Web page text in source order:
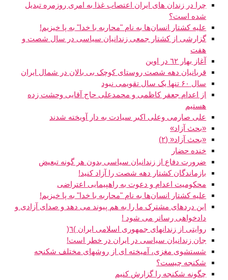
چرا در زندان های ایران اعتصاب غذا به امری روزمره تبدیل
شده است؟
عليه کشتار انسان‌ها به نام "محاربه با خدا" به پا خيزيم!
گزارشی از کشتار جمعی زندانیان سیاسی در سال شصت و
هفت
آغاز بهار ٦٢ در اوین
قربانیان دهه شصت روستای کوچک بی بالان در شمال ایران
سال ۶۰ تنها یک سال تقویمی نبود
از اعدام جعفر کاظمی و محمدعلی حاج آقایی وحشت زده
هستیم
علی صارمی وعلی اکبر سیادت به دار آویخته شدند
«بحث آزاد»
«بحث آزاد« (٢)
خنده حضار
ضرورت دفاع از زندانیان سیاسی بدون هر گونه تبعیض
بازماندگان کشتار دهه شصت را آزاد کنيد!
محکوميت اعدام و دعوت به راهپيمايی اعتراضی
عليه کشتار انسان‌ها به نام "محاربه با خدا" به پا خيزيم!
اين دردهای مشترک ما را به هم پيوند می دهد و صدای آزادی و
دادخواهی رساتر می شود !
روايتی از زندانهای جمهوری اسلامی ايران )٦(
جان زندانیان سیاسی در ایران در خطر است!
شستشوی مغزی، آمیخته ای از روشهای مختلف شکنجه
شکنجه چیست؟
چگونه شکنجه را گزارش کنیم